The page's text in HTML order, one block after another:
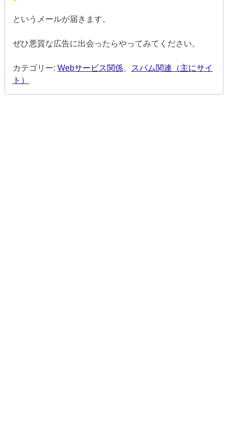
というメールが届きます。
ぜひ悪質な広告に出会ったらやってみてください。
カテゴリー: Webサービス関係、
スパム関連（主にサイ
ト）